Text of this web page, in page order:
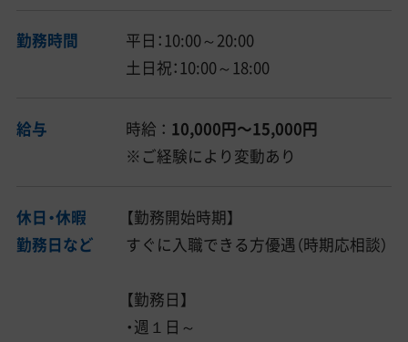
勤務時間
平日：10:00～20:00
土日祝：10:00～18:00
給与 時給 ： 10,000円〜15,000円
※ご経験により変動あり
休日・休暇
勤務日など
【勤務開始時期】
すぐに入職できる方優遇（時期応相談）
【勤務日】
・週１日～